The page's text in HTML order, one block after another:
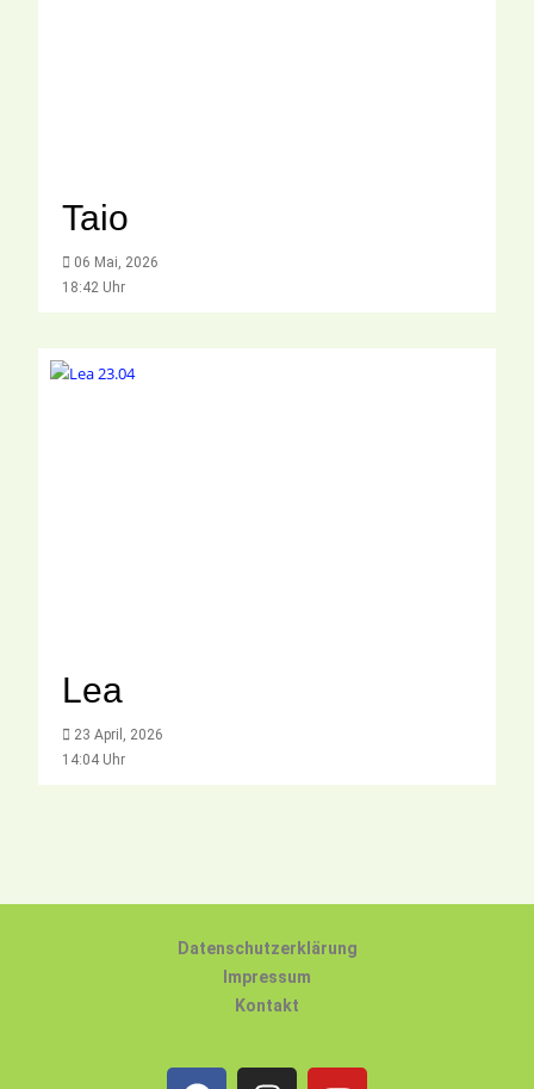
Taio
06 Mai, 2026
18:42 Uhr
Lea
23 April, 2026
14:04 Uhr
Datenschutzerklärung
Impressum
Kontakt